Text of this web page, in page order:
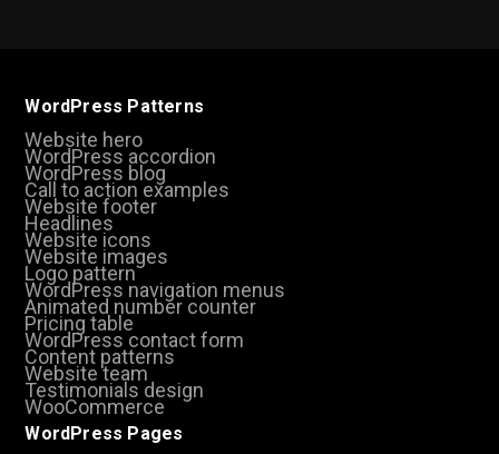
WordPress Patterns
Website hero
WordPress accordion
WordPress blog
Call to action examples
Website footer
Headlines
Website icons
Website images
Logo pattern
WordPress navigation menus
Animated number counter
Pricing table
WordPress contact form
Content patterns
Website team
Testimonials design
WooCommerce
WordPress Pages